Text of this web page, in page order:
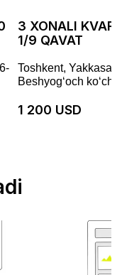
3 XONALI
1/9 QAVAT
Toshkent,
Beshyogʻoch
1 200 USD